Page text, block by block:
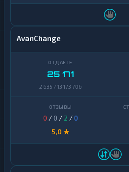
AvanChange
25 171
2 635 / 13 173 706
0 / 0 / 2 /0
5,0 ★